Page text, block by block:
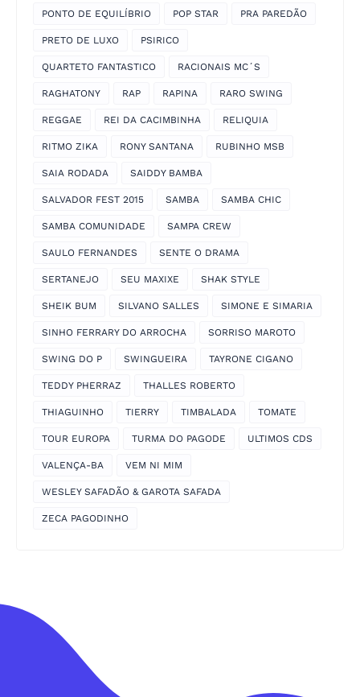
PONTO DE EQUILÍBRIO POP STAR PRA PAREDÃO
PRETO DE LUXO PSIRICO
QUARTETO FANTASTICO RACIONAIS MC´S
RAGHATONY RAP RAPINA RARO SWING
REGGAE REI DA CACIMBINHA RELIQUIA
RITMO ZIKA RONY SANTANA RUBINHO MSB
SAIA RODADA SAIDDY BAMBA
SALVADOR FEST 2015 SAMBA SAMBA CHIC
SAMBA COMUNIDADE SAMPA CREW
SAULO FERNANDES SENTE O DRAMA
SERTANEJO SEU MAXIXE SHAK STYLE
SHEIK BUM SILVANO SALLES SIMONE E SIMARIA
SINHO FERRARY DO ARROCHA SORRISO MAROTO
SWING DO P SWINGUEIRA TAYRONE CIGANO
TEDDY PHERRAZ THALLES ROBERTO
THIAGUINHO TIERRY TIMBALADA TOMATE
TOUR EUROPA TURMA DO PAGODE ULTIMOS CDS
VALENÇA-BA VEM NI MIM
WESLEY SAFADÃO & GAROTA SAFADA
ZECA PAGODINHO